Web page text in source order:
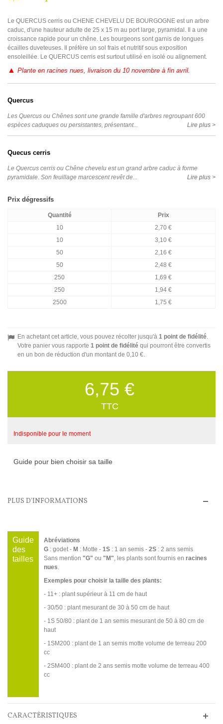
Le QUERCUS cerris ou CHENE CHEVELU DE BOURGOGNE est un arbre
caduc, d'une hauteur adulte de 25 x 15 m au port large, pyramidal. Il a une
croissance rapide pour un chêne. Les bourgeons sont garnis de longues
écailles duveteuses. Il préfère un sol frais et nutritif sous exposition
ensoleillée. Le QUERCUS cerris est surtout utilisé en isolé ou alignement.
▲ Plante en racines nues, livraison du 10 novembre à fin avril.
Quercus
Les Quercus ou Chênes sont une grande famille d'arbres regroupant 600
espèces caduques ou persistantes, présentant...
Lire plus >
Quecus cerris
Le Quercus cerris ou Chêne chevelu est un grand arbre caduc à forme
pyramidale. Son feuillage marcescent revêt de...
Lire plus >
Prix dégressifs
Quantité
Prix
10
2,70 €
10
3,10 €
50
2,16 €
50
2,48 €
250
1,69 €
250
1,94 €
2500
1,75 €
En achetant cet article, vous pouvez récolter jusqu'à 1 point de fidélité.
Votre panier vous rapporte 1 point de fidélité qui pourront être convertis
en un bon de réduction d'un montant de 0,10 €.
6,75 €
TTC
Indisponible pour le moment
Guide pour bien choisir sa taille
PLUS D'INFORMATIONS
Guide
des
tailles
Abréviations
G : godet - M : Motte - 1S : 1 an semis - 2S : 2 ans semis
Sans mention "G" ou "M", les plants sont fournis en racines
nues.
Exemples pour choisir la taille des plants:
- 11+ : plant supérieur à 11 cm de haut
- 30/50 : plant mesurant de 30 à 50 cm de haut
- 1S 50/80 : plant de 1 an semis mesurant de 50 à 80 cm de
haut
- 1SM200 : plant de 1 an semis motte volume de terreau 200
cc
- 2SM400 : plant de 2 ans semis motte volume de terreau 400
cc
CARACTÉRISTIQUES